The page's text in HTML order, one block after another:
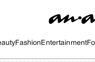
Fashion Entertainment